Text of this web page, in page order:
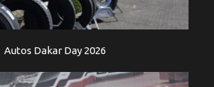
Autos Dakar Day 2026